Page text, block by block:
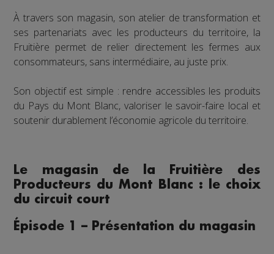
À travers son magasin, son atelier de transformation et
ses partenariats avec les producteurs du territoire, la
Fruitière permet de relier directement les fermes aux
consommateurs, sans intermédiaire, au juste prix.
Son objectif est simple : rendre accessibles les produits
du Pays du Mont Blanc, valoriser le savoir-faire local et
soutenir durablement l’économie agricole du territoire.
Le magasin de la Fruitière des
Producteurs du Mont Blanc : le choix
du circuit court
Épisode 1 – Présentation du magasin